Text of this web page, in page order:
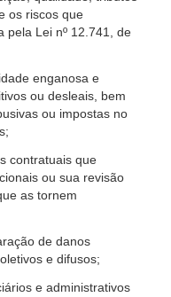
os riscos que
Lei nº 12.741, de
enganosa e
ou desleais, bem
ou impostas no
contratuais que
ou sua revisão
as tornem
de danos
e difusos;
e administrativos